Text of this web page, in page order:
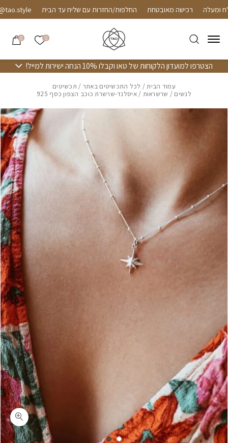
Skip to Contentרכישה מאובטחת החלפות/החזרות עם שליח עד הבית
0 הרשימה
0
הצטרפו למועדון הלקוחות של טאו וקבלו 10% הנחה ישירות למייל!
עמוד הבית/ לכל התכשיטים באתר / תכשיטים
לנשים / שרשראות / איסלנד-שרשרת כוכב הצפון כסף 925
בחזרה למעלה